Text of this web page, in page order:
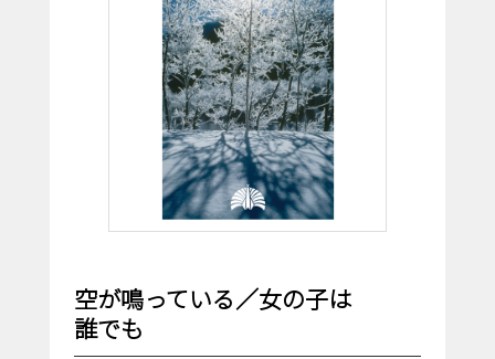
空が鳴っている／女の子は
誰でも